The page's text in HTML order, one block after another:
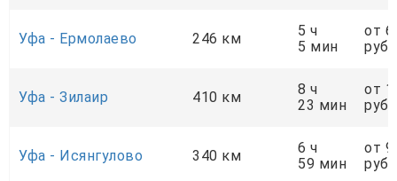
Уфа - Ермолаево 246 км
5 ч
5 мин
от
руб.
Уфа - Зилаир 410 км
8 ч
23 мин
от
руб.
Уфа - Исянгулово 340 км
6 ч
59 мин
от
руб.